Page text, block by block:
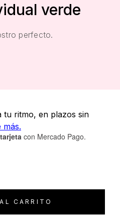
verde
perfecto.
con Mercado Pago.
CARRITO